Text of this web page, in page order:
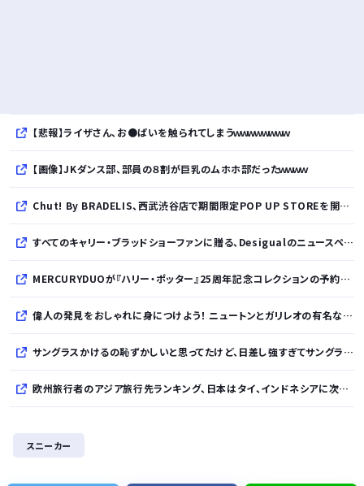
【悲報】ライザさん、お●ぱいを触られてしまうｗｗｗｗｗｗｗｗ
【画像】JKダンス部、部員の８割が巨乳のムホホ部だったｗｗｗｗ
Chut! By BRADELIS、西武渋谷店で期間限定POP UP STOREを開催！全商品展開＆新作10%OFFの特別な6日間
すべてのキャリー・ブラッドショーファンに贈る、Desigualのニュースペーパープリントコレクション
MERCURYDUOが『ハリー・ポッター』25周年記念コレクションの予約を開始
偉人の発見をおしゃれに身につけよう！ ニュートンとガリレオの有名な発見をモチーフにした、クールタッチTシャツ＆トートバッグが発売されました【QurioStore】
サングラスかけるの恥ずかしいと思ってたけど、日差し強すぎてサングラスかけ始めたわ
欧州旅行者のアジア旅行先ランキング、日本はタイ、インドネシアに次いで3位ランクイン アゴダ調べ
スニーカー